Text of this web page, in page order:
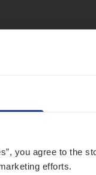
you agree to the
efforts.